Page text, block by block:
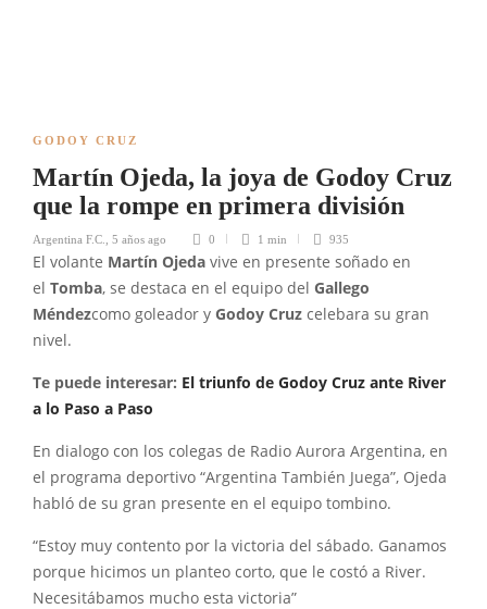
GODOY CRUZ
Martín Ojeda, la joya de Godoy Cruz
que la rompe en primera división
Argentina F.C. 5 años ago 0 1 min 935
El volante Martín Ojeda vive en presente soñado en
el Tomba, se destaca en el equipo del Gallego
Méndezcomo goleador y Godoy Cruz celebara su gran
nivel.
Te puede interesar: El triunfo de Godoy Cruz ante River
a lo Paso a Paso
En dialogo con los colegas de Radio Aurora Argentina, en
el programa deportivo “Argentina También Juega”, Ojeda
habló de su gran presente en el equipo tombino.
“Estoy muy contento por la victoria del sábado. Ganamos
porque hicimos un planteo corto, que le costó a River.
Necesitábamos mucho esta victoria”